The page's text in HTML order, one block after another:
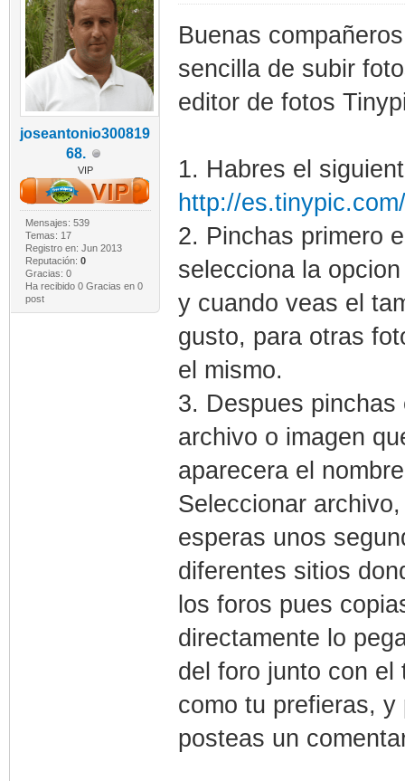
joseantonio300819
68.
VIP
Mensajes: 539
Temas: 17
Registro en: Jun 2013
Reputación: 0
Gracias: 0
Ha recibido 0 Gracias en 0
post
Buenas
sencilla de subir
editor de fotos
1. Habres el
http://es.tinypic.com/
2. Pinchas primero
selecciona la
y cuando veas el
gusto, para otras
el mismo.
3. Despues
archivo o imagen
aparecera el
Seleccionar
esperas unos
diferentes sitios
los foros pues
directamente lo
del foro junto con
como tu prefieras,
posteas un